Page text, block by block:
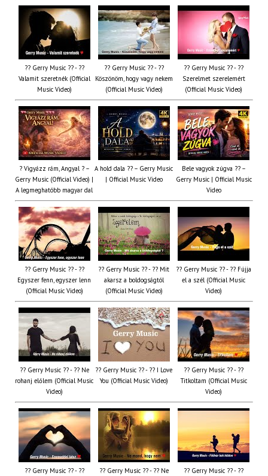
?? Gerry Music ?? - ??
Valamit szeretnék (Official
Music Video)
?? Gerry Music ?? - ??
Köszönöm, hogy vagy nekem
(Official Music Video)
?? Gerry Music ?? - ??
Szerelmet szerelemért
(Official Music Video)
? Vigyázz rám, Angyal ? –
Gerry Music (Official Video) |
A legmeghatóbb magyar dal
A hold dala ?? – Gerry Music
| Official Music Video
Bele vagyok zúgva ?? –
Gerry Music | Official Music
Video
?? Gerry Music ?? - ??
Egyszer fenn, egyszer lenn
(Official Music Video)
?? Gerry Music ?? - ?? Mit
akarsz a boldogságtól
(Official Music Video)
?? Gerry Music ?? - ?? Fújja
el a szél (Official Music
Video)
?? Gerry Music ?? - ?? Ne
rohanj előlem (Official Music
Video)
?? Gerry Music ?? - ?? I Love
You (Official Music Video)
?? Gerry Music ?? - ??
Titkoltam (Official Music
Video)
?? Gerry Music ?? - ??
?? Gerry Music ?? - ?? Ne
?? Gerry Music ?? - ??